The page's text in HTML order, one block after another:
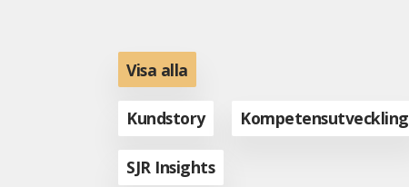
Visa alla
Kundstory Kompetensutveckling
SJR Insights